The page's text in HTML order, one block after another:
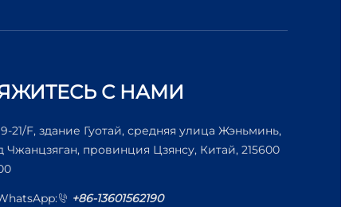
С НАМИ
21/F, здание Гуотай, средняя улица Жэньминь,
Чжанцзяган, провинция Цзянсу, Китай, 215600
+86-13601562190